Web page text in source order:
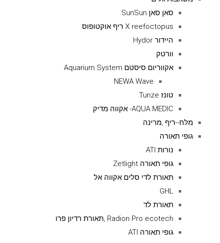
סאן סאן SunSun
X reefoctopus ריף אוקטופוס
היידור Hydor
וורטק
אקווריום סיסטם Aquarium System
NEWA Wave
טונז Tunze
AQUA MEDIC- אקווה מדיק
מלח--ריף ,מרינה
גופי תאורה
נורות ATI
גופי תאורה Zetlight
תאורת לדי סלים אקווה אל
GHL
תאורת לד
Radion Pro ecotech ,תאורת רדיון פרו
גופי תאורה ATI